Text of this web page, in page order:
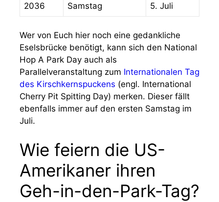
2036 Samstag 5. Juli
Wer von Euch hier noch eine gedankliche
Eselsbrücke benötigt, kann sich den National
Hop A Park Day auch als
Parallelveranstaltung zum Internationalen Tag
des Kirschkernspuckens (engl. International
Cherry Pit Spitting Day) merken. Dieser fällt
ebenfalls immer auf den ersten Samstag im
Juli.
Wie feiern die US-
Amerikaner ihren
Geh-in-den-Park-Tag?